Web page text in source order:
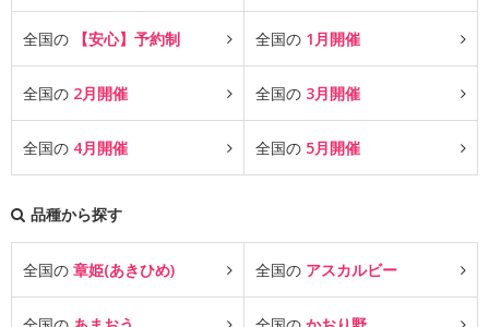
全国の 【安心】予約制 全国の 1月開催
全国の 2月開催 全国の 3月開催
全国の 4月開催 全国の 5月開催
品種から探す
全国の 章姫(あきひめ) 全国の アスカルビー